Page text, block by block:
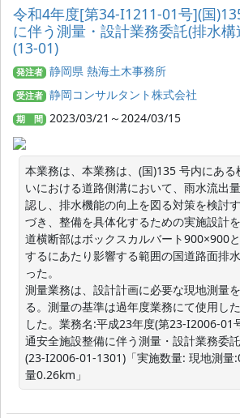
令和4年度[第34-I1211-01号](国
に伴う測量・設計業務委託(排水
(13-01)
発注者 静岡県 熱海土木事務所
受注者 静岡コンサルタント株式会社
期 間 2023/03/21～2024/03/15
本業務は、本業務は、(国)135 号内にあ
いにおける道路側溝において、雨水流出
認し、排水機能の向上を図る対策を検討
づき、整備を具体化するための実施設計
道横断部はボックスカルバート900×900
するにあたり影響する範囲の国道路面排
った。
測量業務は、設計計画に必要な現地測量
る。測量の基準は過年度業務にて使用し
した。業務名:平成23年度(第23-I2006-01
通安全施設整備に伴う測量・設計業務委
(23-I2006-01-1301)「実施数量: 現地測量
量0.26km」